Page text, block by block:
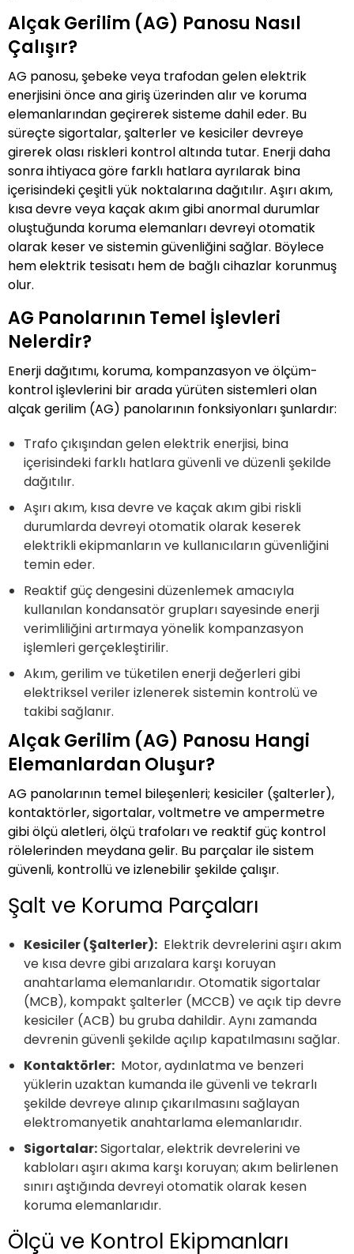
Alçak Gerilim (AG) Panosu Nasıl
Çalışır?
AG panosu, şebeke veya trafodan gelen elektrik
enerjisini önce ana giriş üzerinden alır ve koruma
elemanlarından geçirerek sisteme dahil eder. Bu
süreçte sigortalar, şalterler ve kesiciler devreye
girerek olası riskleri kontrol altında tutar. Enerji daha
sonra ihtiyaca göre farklı hatlara ayrılarak bina
içerisindeki çeşitli yük noktalarına dağıtılır. Aşırı akım,
kısa devre veya kaçak akım gibi anormal durumlar
oluştuğunda koruma elemanları devreyi otomatik
olarak keser ve sistemin güvenliğini sağlar. Böylece
hem elektrik tesisatı hem de bağlı cihazlar korunmuş
olur.
AG Panolarının Temel İşlevleri
Nelerdir?
Enerji dağıtımı, koruma, kompanzasyon ve ölçüm-
kontrol işlevlerini bir arada yürüten sistemleri olan
alçak gerilim (AG) panolarının fonksiyonları şunlardır:
Trafo çıkışından gelen elektrik enerjisi, bina
içerisindeki farklı hatlara güvenli ve düzenli şekilde
dağıtılır.
Aşırı akım, kısa devre ve kaçak akım gibi riskli
durumlarda devreyi otomatik olarak keserek
elektrikli ekipmanların ve kullanıcıların güvenliğini
temin eder.
Reaktif güç dengesini düzenlemek amacıyla
kullanılan kondansatör grupları sayesinde enerji
verimliliğini artırmaya yönelik kompanzasyon
işlemleri gerçekleştirilir.
Akım, gerilim ve tüketilen enerji değerleri gibi
elektriksel veriler izlenerek sistemin kontrolü ve
takibi sağlanır.
Alçak Gerilim (AG) Panosu Hangi
Elemanlardan Oluşur?
AG panolarının temel bileşenleri; kesiciler (şalterler),
kontaktörler, sigortalar, voltmetre ve ampermetre
gibi ölçü aletleri, ölçü trafoları ve reaktif güç kontrol
rölelerinden meydana gelir. Bu parçalar ile sistem
güvenli, kontrollü ve izlenebilir şekilde çalışır.
Şalt ve Koruma Parçaları
Kesiciler (Şalterler): Elektrik devrelerini aşırı akım
ve kısa devre gibi arızalara karşı koruyan
anahtarlama elemanlarıdır. Otomatik sigortalar
(MCB), kompakt şalterler (MCCB) ve açık tip devre
kesiciler (ACB) bu gruba dahildir. Aynı zamanda
devrenin güvenli şekilde açılıp kapatılmasını sağlar.
Kontaktörler: Motor, aydınlatma ve benzeri
yüklerin uzaktan kumanda ile güvenli ve tekrarlı
şekilde devreye alınıp çıkarılmasını sağlayan
elektromanyetik anahtarlama elemanlarıdır.
Sigortalar:Sigortalar, elektrik devrelerini ve
kabloları aşırı akıma karşı koruyan; akım belirlenen
sınırı aştığında devreyi otomatik olarak kesen
koruma elemanlarıdır.
Ölçü ve Kontrol Ekipmanları